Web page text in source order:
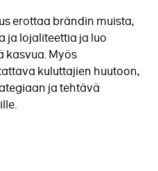
erottaa brändin muista,
ja lojaliteettia ja luo
kasvua. Myös
kuluttajien huutoon,
ja tehtävä